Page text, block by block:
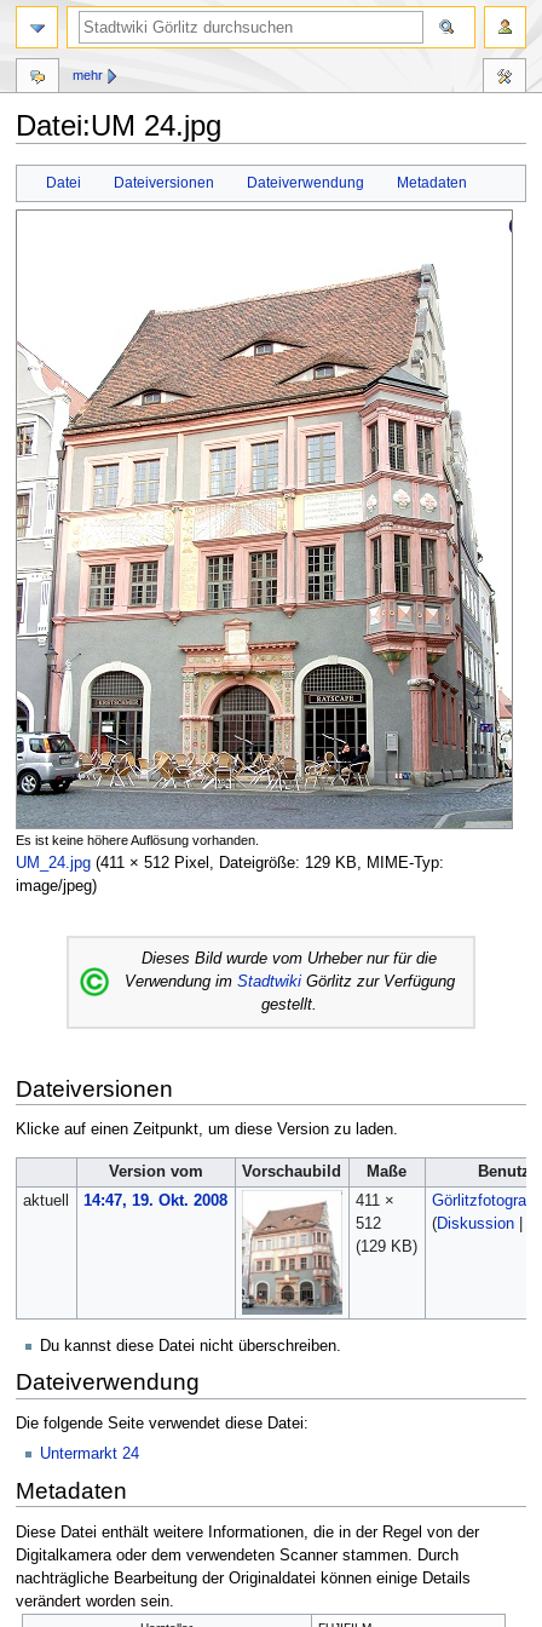
Datei:UM 24.jpg
Navigation
Suche
Datei Dateiversionen Dateiverwendung Metadaten
Es ist keine höhere Auflösung vorhanden.
UM_24.jpg‎ (411 × 512 Pixel, Dateigröße: 129 KB, MIME-Typ:
image/jpeg)
Dieses Bild wurde vom Urheber nur für die
Verwendung im StadtwikiGörlitz zur Verfügung
gestellt.
Dateiversionen
Klicke auf einen Zeitpunkt, um diese Version zu laden.
Version vom Vorschaubild Maße
aktuell
14:47, 19. Okt. 2008
411 ×
512
(129 KB)
Görlitzfotograf
(Diskussion|
Du kannst diese Datei nicht überschreiben.
Dateiverwendung
Die folgende Seite verwendet diese Datei:
Untermarkt 24
Metadaten
Diese Datei enthält weitere Informationen, die in der Regel von der
Digitalkamera oder dem verwendeten Scanner stammen. Durch
nachträgliche Bearbeitung der Originaldatei können einige Details
verändert worden sein.
mehr